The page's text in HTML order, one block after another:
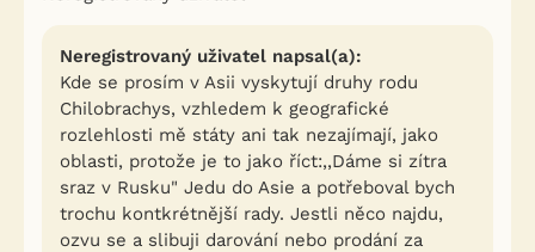
Neregistrovaný uživatel napsal(a):
Kde se prosím v Asii vyskytují druhy rodu
Chilobrachys, vzhledem k geografické
rozlehlosti mě státy ani tak nezajímají, jako
oblasti, protože je to jako říct:,,Dáme si zítra
sraz v Rusku" Jedu do Asie a potřeboval bych
trochu kontkrétnější rady. Jestli něco najdu,
ozvu se a slibuji darování nebo prodání za